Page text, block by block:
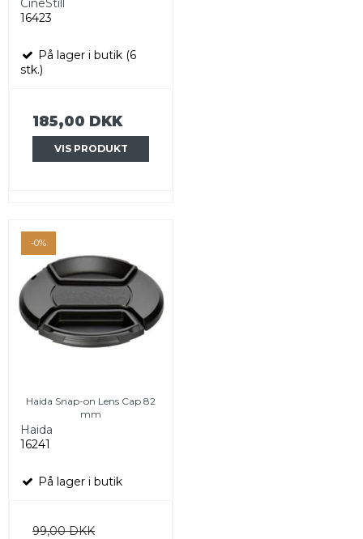
16423
På lager i butik (6
stk.)
185,00 DKK
VIS PRODUKT
-0%
Haida Snap-on Lens Cap 82
mm
Haida
16241
På lager i butik
99,00 DKK